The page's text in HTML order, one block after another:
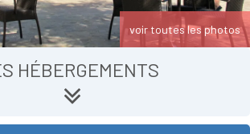
voir toutes les photos
HÉBERGEMENTS